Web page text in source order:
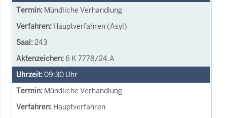
Mündliche Verhandlung
Hauptverfahren (Asyl)
243
6 K 7778/24.A
09:30 Uhr
Mündliche Verhandlung
Hauptverfahren